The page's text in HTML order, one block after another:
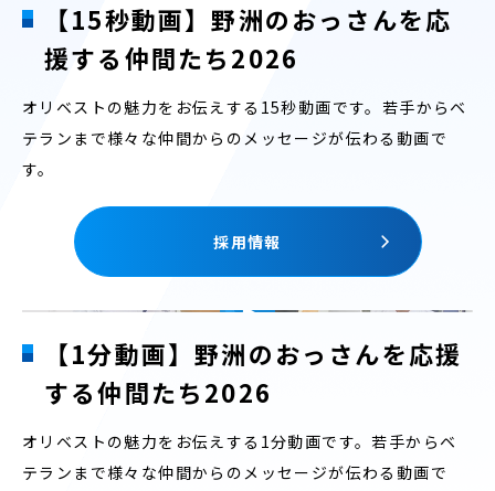
【15秒動画】野洲のおっさんを応
援する仲間たち2026
オリベストの魅力をお伝えする15秒動画です。若手からベ
テランまで様々な仲間からのメッセージが伝わる動画で
す。
採用情報
【1分動画】野洲のおっさんを応援
する仲間たち2026
オリベストの魅力をお伝えする1分動画です。若手からベ
テランまで様々な仲間からのメッセージが伝わる動画で